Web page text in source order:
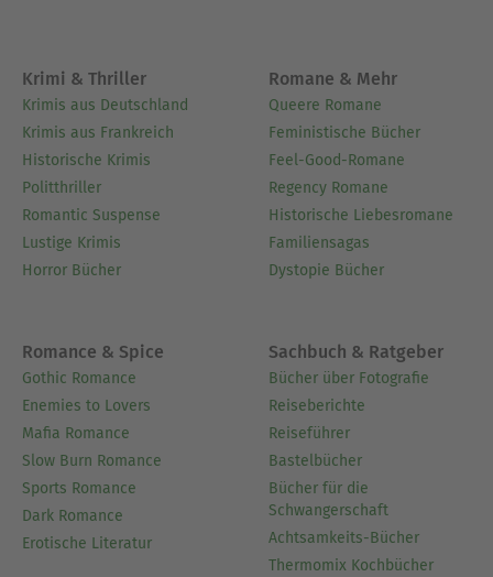
Krimi & Thriller
Krimis aus Deutschland
Krimis aus Frankreich
Historische Krimis
Politthriller
Romantic Suspense
Lustige Krimis
Horror Bücher
Romane & Mehr
Queere Romane
Feministische Bücher
Feel-Good-Romane
Regency Romane
Historische Liebesromane
Familiensagas
Dystopie Bücher
Romance & Spice
Gothic Romance
Enemies to Lovers
Mafia Romance
Slow Burn Romance
Sports Romance
Dark Romance
Erotische Literatur
Sachbuch & Ratgeber
Bücher über Fotografie
Reiseberichte
Reiseführer
Bastelbücher
Bücher für die
Schwangerschaft
Achtsamkeits-Bücher
Thermomix Kochbücher